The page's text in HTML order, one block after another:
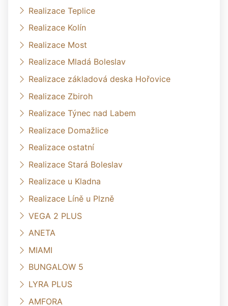
Realizace Teplice
Realizace Kolín
Realizace Most
Realizace Mladá Boleslav
Realizace základová deska Hořovice
Realizace Zbiroh
Realizace Týnec nad Labem
Realizace Domažlice
Realizace ostatní
Realizace Stará Boleslav
Realizace u Kladna
Realizace Líně u Plzně
VEGA 2 PLUS
ANETA
MIAMI
BUNGALOW 5
LYRA PLUS
AMFORA